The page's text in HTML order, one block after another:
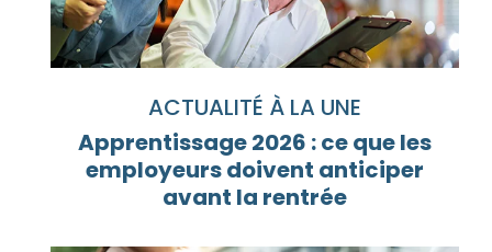
ACTUALITÉ À LA UNE
Apprentissage 2026 : ce que les
employeurs doivent anticiper
avant la rentrée